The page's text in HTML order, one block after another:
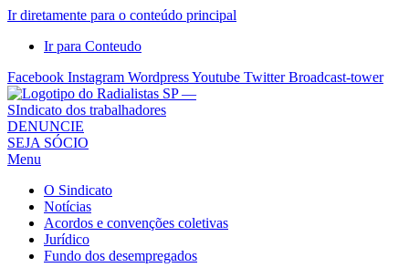
Ir diretamente para o conteúdo principal
Ir para Conteudo
Facebook Instagram WordpressYoutube Twitter Broadcast-tower
Sindicato
dos
Radialistas
São
Paulo
Sindicato
DENUNCIE
SEJA SÓCIO
Menu
O Sindicato
Notícias
Acordos e convenções coletivas
Jurídico
Fundo dos desempregados